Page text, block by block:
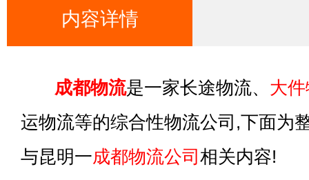
内容详情
成都物流是一家长途物流、 大
运物流等的综合性物流公司,下面为
与昆明一成都物流公司 相关内容!